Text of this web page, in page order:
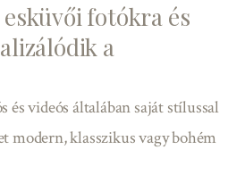
fotókra és
a
és videós általában saját stílussal
modern, klasszikus vagy bohém